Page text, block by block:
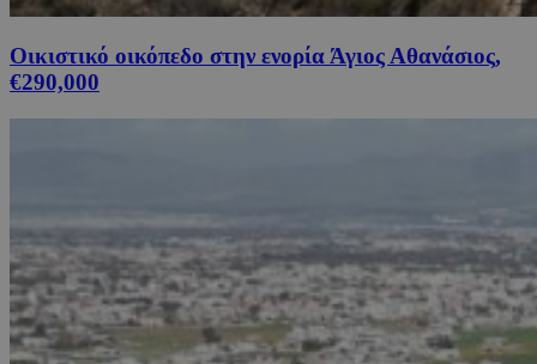
Οικιστικό οικόπεδο στην ενορία Άγιος Αθανάσιος,
€290,000